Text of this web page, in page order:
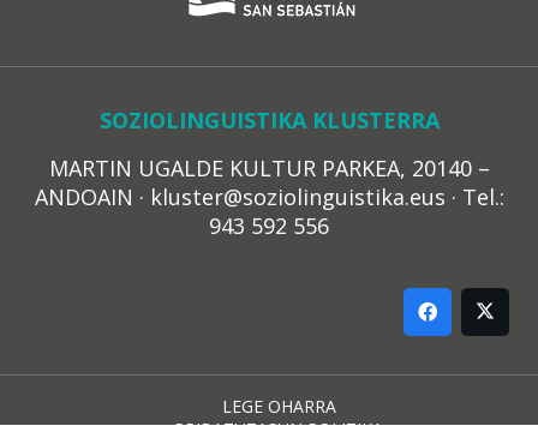
SOZIOLINGUISTIKA KLUSTERRA
MARTIN UGALDE KULTUR PARKEA, 20140 –
ANDOAIN · kluster@soziolinguistika.eus · Tel.:
943 592 556
LEGE OHARRA
PRIBATUTASUN POLITIKA